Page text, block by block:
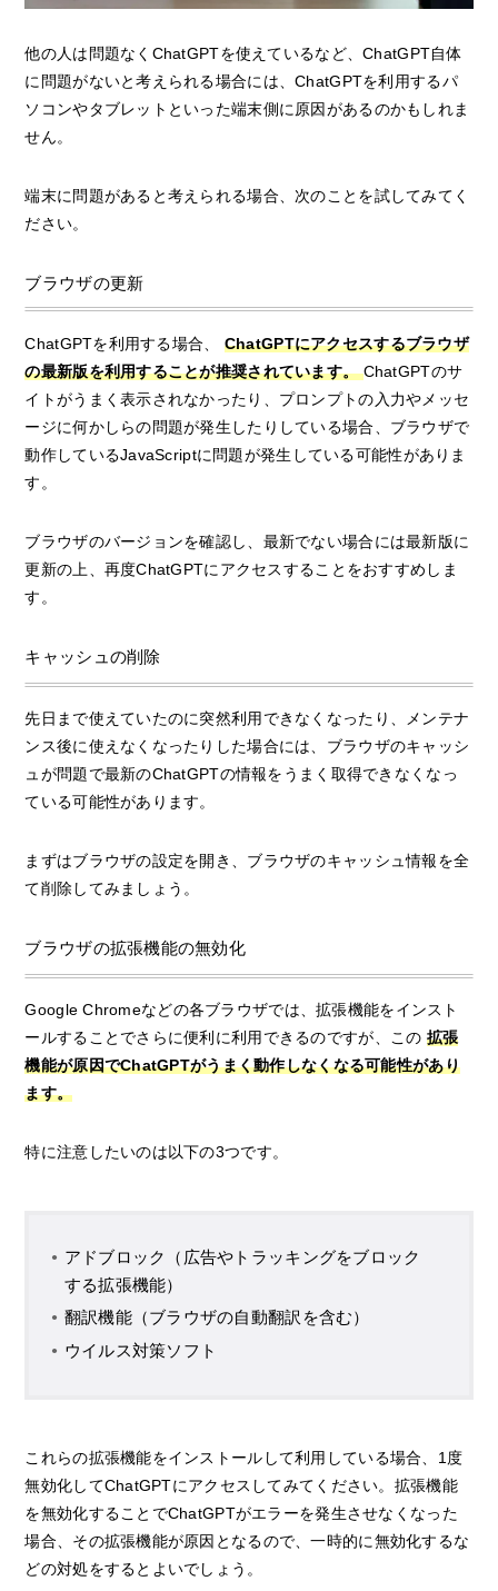
他の人は問題なくChatGPTを使えているなど、ChatGPT自体
に問題がないと考えられる場合には、ChatGPTを利用するパ
ソコンやタブレットといった端末側に原因があるのかもしれま
せん。
端末に問題があると考えられる場合、次のことを試してみてく
ださい。
ブラウザの更新
ChatGPTを利用する場合、 ChatGPTにアクセスするブラウザ
の最新版を利用することが推奨されています。ChatGPTのサ
イトがうまく表示されなかったり、プロンプトの入力やメッセ
ージに何かしらの問題が発生したりしている場合、ブラウザで
動作しているJavaScriptに問題が発生している可能性がありま
す。
ブラウザのバージョンを確認し、最新でない場合には最新版に
更新の上、再度ChatGPTにアクセスすることをおすすめしま
す。
キャッシュの削除
先日まで使えていたのに突然利用できなくなったり、メンテナ
ンス後に使えなくなったりした場合には、ブラウザのキャッシ
ュが問題で最新のChatGPTの情報をうまく取得できなくなっ
ている可能性があります。
まずはブラウザの設定を開き、ブラウザのキャッシュ情報を全
て削除してみましょう。
ブラウザの拡張機能の無効化
Google Chromeなどの各ブラウザでは、拡張機能をインスト
ールすることでさらに便利に利用できるのですが、この 拡張
機能が原因でChatGPTがうまく動作しなくなる可能性があり
ます。
特に注意したいのは以下の3つです。
アドブロック（広告やトラッキングをブロック
する拡張機能）
翻訳機能（ブラウザの自動翻訳を含む）
ウイルス対策ソフト
これらの拡張機能をインストールして利用している場合、1度
無効化してChatGPTにアクセスしてみてください。拡張機能
を無効化することでChatGPTがエラーを発生させなくなった
場合、その拡張機能が原因となるので、一時的に無効化するな
どの対処をするとよいでしょう。